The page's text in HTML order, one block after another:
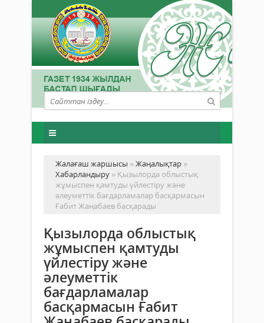
Жалағаш жаршысы »Жаңалықтар »
Хабарландыру » Қызылорда облыстық
жұмыспен қамтуды үйлестіру және
әлеуметтік бағдарламалар басқармасын
Ғабит Жаңабаев басқарады
Қызылорда облыстық
жұмыспен қамтуды
үйлестіру және
әлеуметтік
бағдарламалар
басқармасын Ғабит